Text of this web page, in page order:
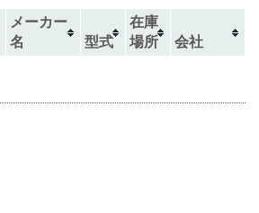
メーカー
名
型式
在庫
場所
会社